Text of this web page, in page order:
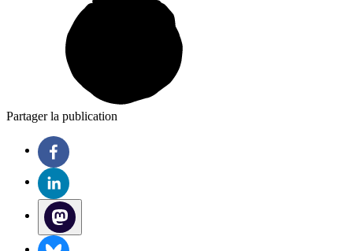
Partager la publication